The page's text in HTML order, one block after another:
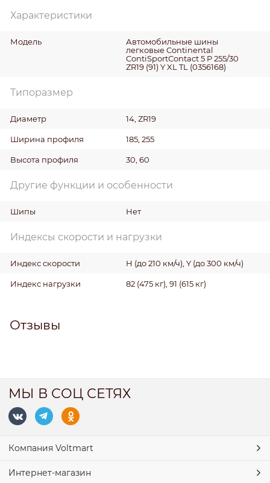
Характеристики
Модель
Автомобильные шины
легковые Continental
ContiSportContact 5 P 255/30
ZR19 (91) Y XL TL (0356168)
Типоразмер
Диаметр 14, ZR19
Ширина профиля 185, 255
Высота профиля 30, 60
Другие функции и особенности
Шипы Нет
Индексы скорости и нагрузки
Индекс скорости H (до 210 км/ч), Y (до 300 км/ч)
Индекс нагрузки 82 (475 кг), 91 (615 кг)
Отзывы
МЫ В СОЦ СЕТЯХ
Компания Voltmart
Интернет-магазин